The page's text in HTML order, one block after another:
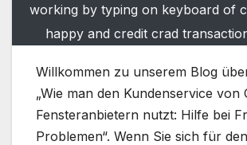
working by typing on keyboard of
happy and credit crad
Willkommen zu unserem Blog
„Wie man den Kundenservice von
Fensteranbietern nutzt: Hilfe bei
Problemen“. Wenn Sie sich für